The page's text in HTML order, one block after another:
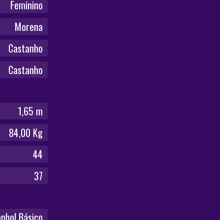
Feminino
Morena
Castanho
Castanho
1,65 m
84,00 Kg
44
37